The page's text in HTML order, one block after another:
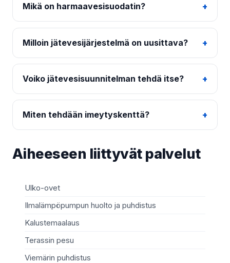
Mikä on harmaavesisuodatin?
Milloin jätevesijärjestelmä on uusittava?
Voiko jätevesisuunnitelman tehdä itse?
Miten tehdään imeytyskenttä?
Aiheeseen liittyvät palvelut
Ulko-ovet
Ilmalämpöpumpun huolto ja puhdistus
Kalustemaalaus
Terassin pesu
Viemärin puhdistus